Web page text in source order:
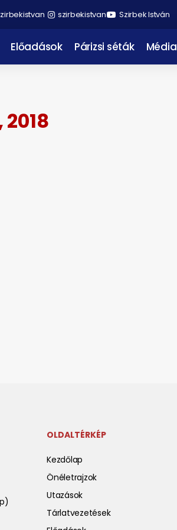
szirbekistvan Szirbek István
Előadások Párizsi séták Média
OLDALTÉRKÉP
Kezdőlap
Önéletrajzok
Utazások
Tárlatvezetések